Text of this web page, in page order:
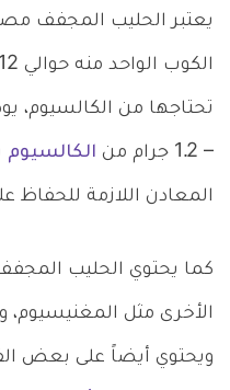
يعتبر الحليب المجفف
– 1.2 جرام من الكالسيوم
المعادن اللازمة
كما يحتوي الحليب
الأخرى مثل المغنيسيوم،
ويحتوي أيضاً على بعض